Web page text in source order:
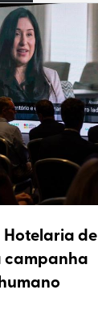
Hotelaria de
campanha